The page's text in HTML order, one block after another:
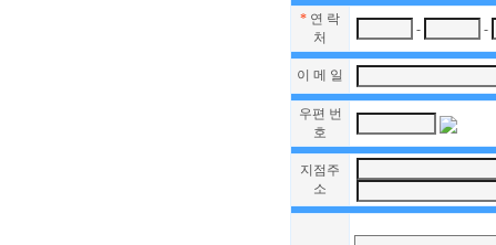
* 연 락
처
- -
이 메 일
우편 번
호
지점주
소